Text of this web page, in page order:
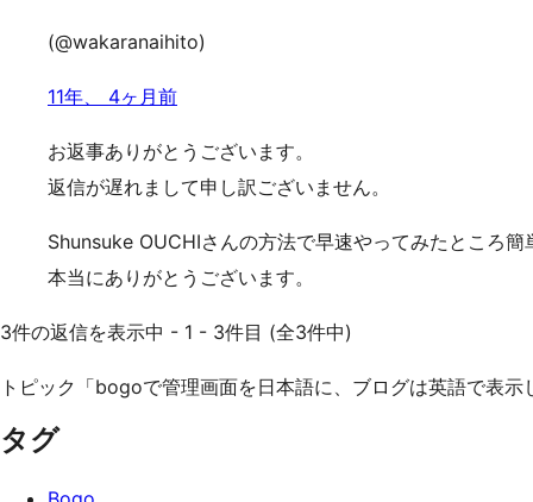
(@wakaranaihito)
11年、 4ヶ月前
お返事ありがとうございます。
返信が遅れまして申し訳ございません。
Shunsuke OUCHIさんの方法で早速やってみたところ簡
本当にありがとうございます。
3件の返信を表示中 - 1 - 3件目 (全3件中)
トピック「bogoで管理画面を日本語に、ブログは英語で表
タグ